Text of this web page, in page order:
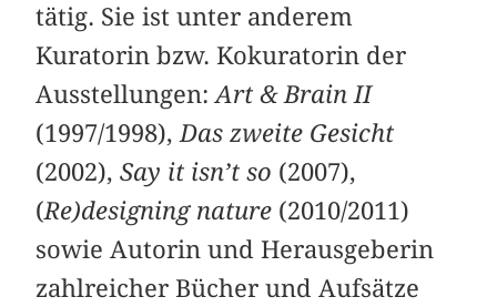
tätig. Sie ist unter anderem
Kuratorin bzw. Kokuratorin der
Ausstellungen:Art & Brain II
(1997/1998), Das zweite Gesicht
(2002),Say it isn’t so (2007),
(Re)designing nature (2010/2011)
sowie Autorin und Herausgeberin
zahlreicher Bücher und Aufsätze